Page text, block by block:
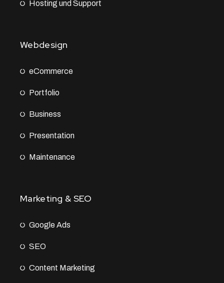
Hosting und Support
Webdesign
eCommerce
Portfolio
Business
Presentation
Maintenance
Marketing & SEO
Google Ads
SEO
Content Marketing